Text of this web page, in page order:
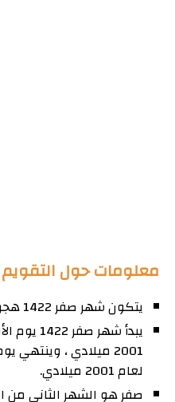
معلومات حول التقويم
يتكون شهر صفر 1422 هجرية من 29 يوم
لعام 2001 ميلادي.
صفر هو الشهر الثاني من